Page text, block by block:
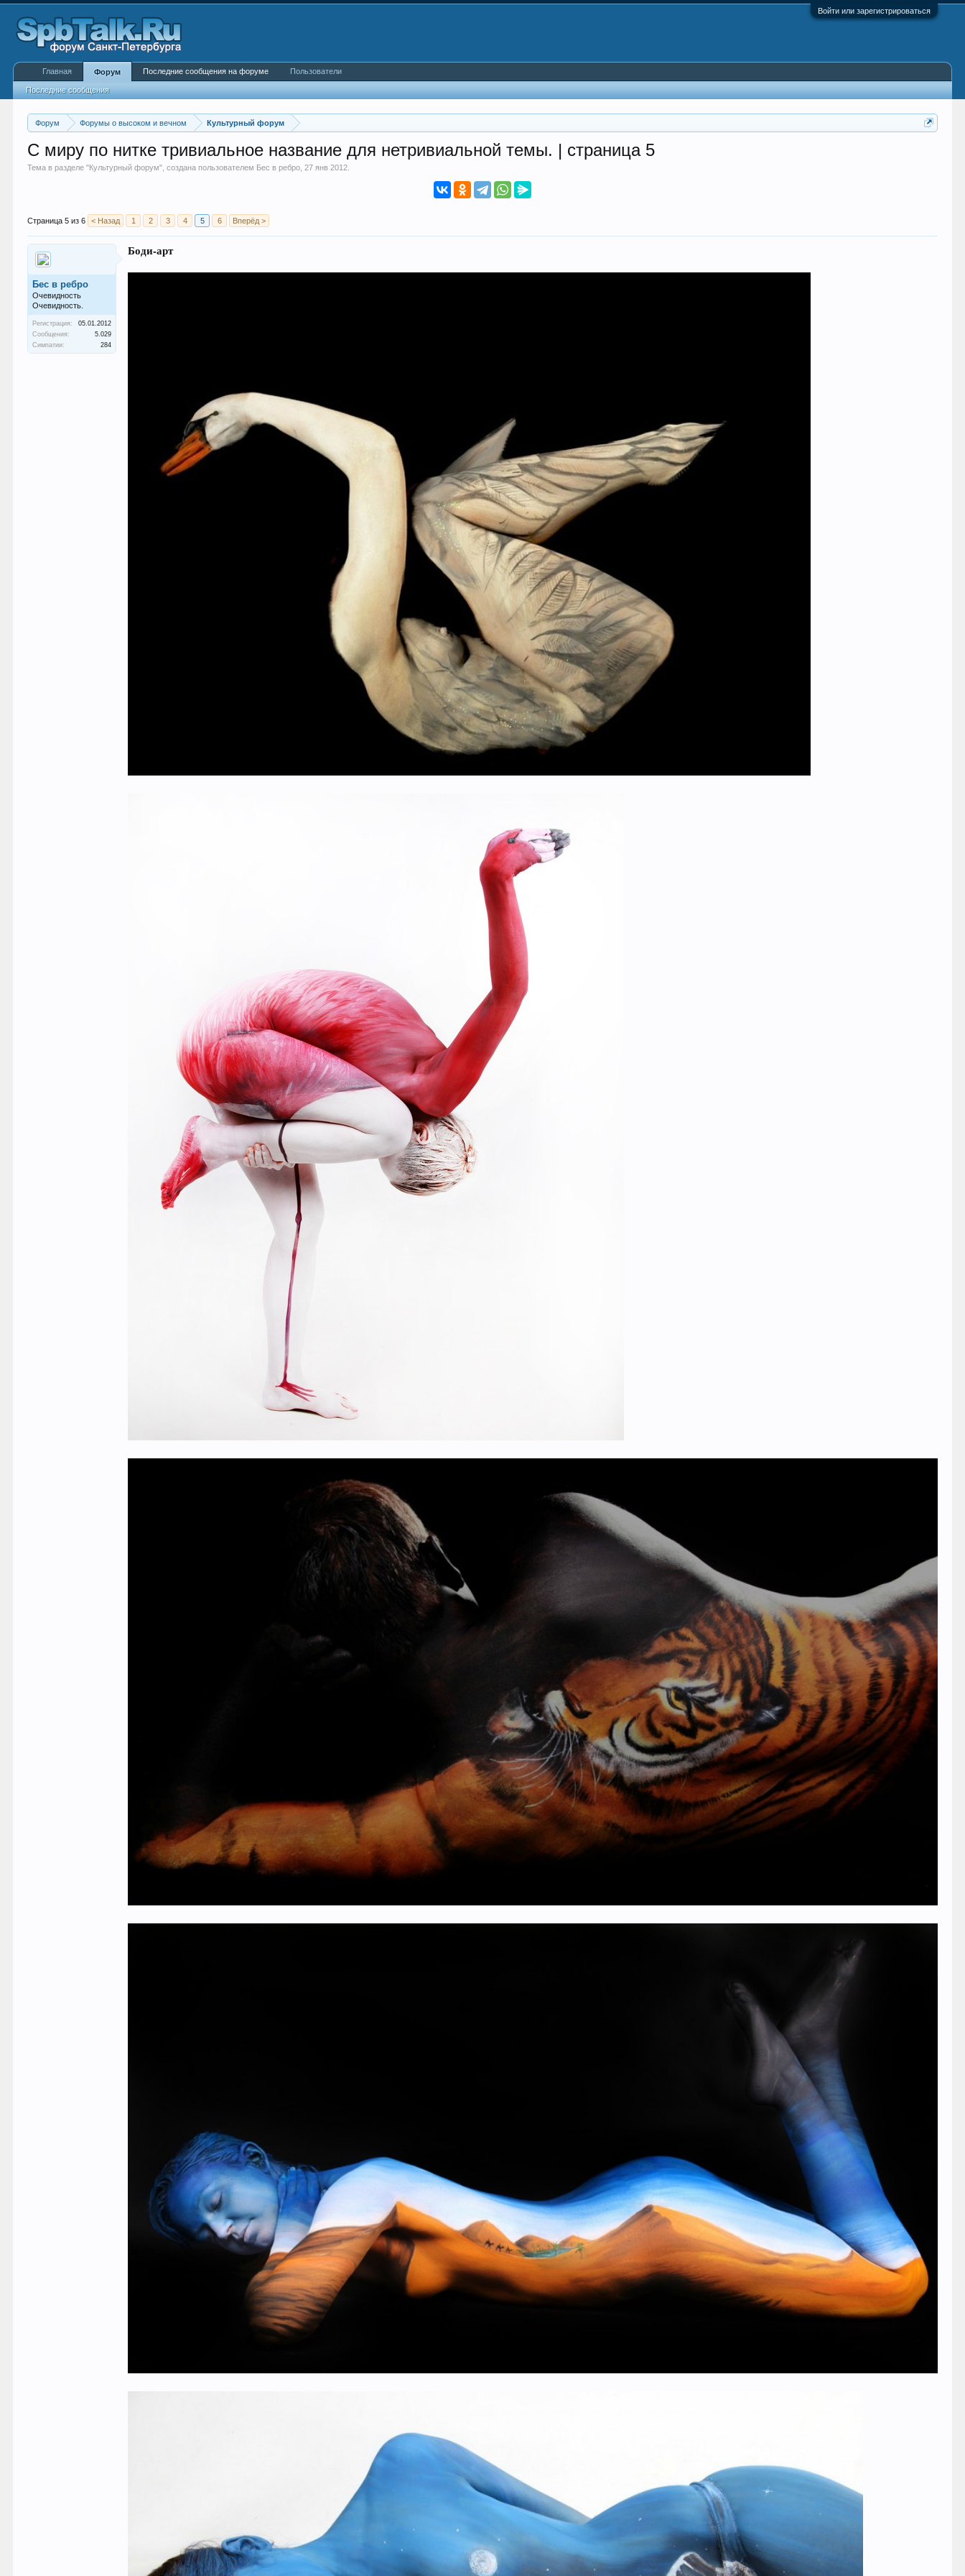
Войти или зарегистрироваться
Форум Форумы о высоком и вечном Культурный форум
С миру по нитке тривиальное название для нетривиальной темы. | страница 5
Тема в разделе "Культурный форум", создана пользователем Бес в ребро ,27 янв 2012
Страница 5 из 6 < Назад 1 2 3 4 5 6 Вперёд >
Бес в ребро
Очевидность
Очевидность.
Регистрация:
05.01.2012
Сообщения:
5.029
Симпатии:
284
Боди-арт
Главная Форум
Последние сообщения
Последние сообщения на форуме Пользователи